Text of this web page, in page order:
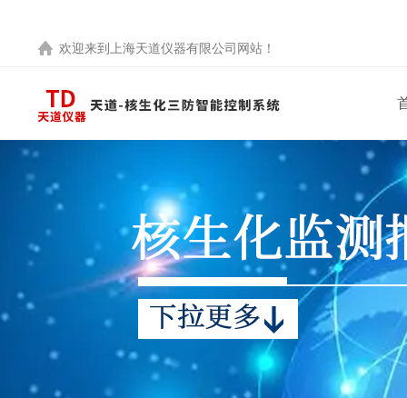
欢迎来到 上海天道仪器有限公司 网站！